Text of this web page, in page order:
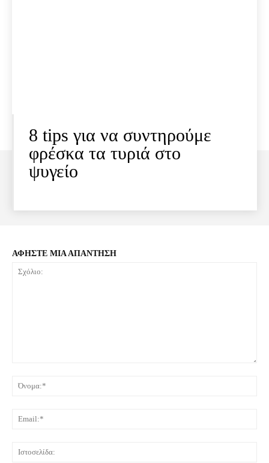
8 tips για να συντηρούμε
φρέσκα τα τυριά στο
ψυγείο
ΑΦΗΣΤΕ ΜΙΑ ΑΠΑΝΤΗΣΗ